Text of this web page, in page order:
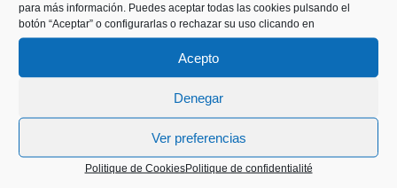
para más información. Puedes aceptar todas las cookies pulsando el
botón “Aceptar” o configurarlas o rechazar su uso clicando en
Acepto
Denegar
Ver preferencias
Politique de CookiesPolitique de confidentialité